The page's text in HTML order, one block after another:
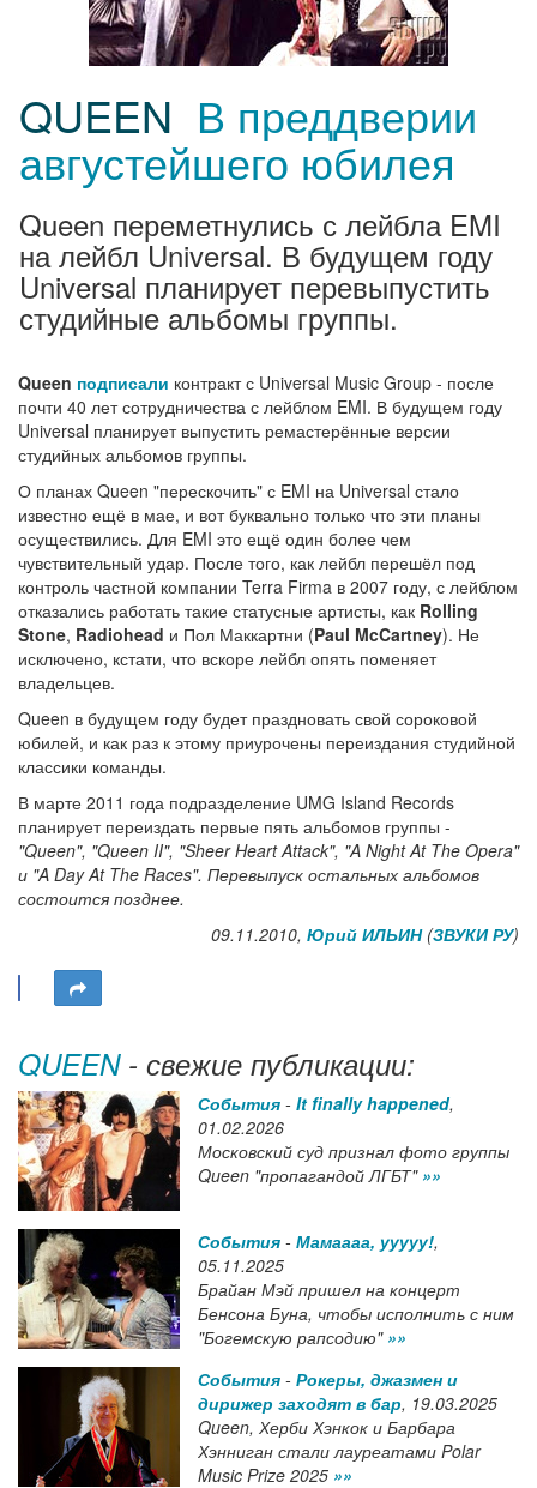
QUEEN В преддверии
августейшего юбилея
Queen переметнулись с лейбла EMI
на лейбл Universal. В будущем году
Universal планирует перевыпустить
студийные альбомы группы.
Queen подписали контракт с Universal Music Group - после
почти 40 лет сотрудничества с лейблом EMI. В будущем году
Universal планирует выпустить ремастерённые версии
студийных альбомов группы.
О планах Queen "перескочить" с EMI на Universal стало
известно ещё в мае, и вот буквально только что эти планы
осуществились. Для EMI это ещё один более чем
чувствительный удар. После того, как лейбл перешёл под
контроль частной компании Terra Firma в 2007 году, с лейблом
отказались работать такие статусные артисты, как Rolling
Stone, Radiohead и Пол Маккартни (Paul McCartney). Не
исключено, кстати, что вскоре лейбл опять поменяет
владельцев.
Queen в будущем году будет праздновать свой сороковой
юбилей, и как раз к этому приурочены переиздания студийной
классики команды.
В марте 2011 года подразделение UMG Island Records
планирует переиздать первые пять альбомов группы -
"Queen", "Queen II", "Sheer Heart Attack", "A Night At The Opera"
и "A Day At The Races". Перевыпуск остальных альбомов
состоится позднее.
09.11.2010, Юрий ИЛЬИН(ЗВУКИ РУ)
QUEEN- свежие публикации:
События - It finally happened,
01.02.2026
Московский суд признал фото группы
Queen "пропагандой ЛГБТ" »»
События - Мамаааа, ууууу!,
05.11.2025
Брайан Мэй пришел на концерт
Бенсона Буна, чтобы исполнить с ним
"Богемскую рапсодию" »»
События - Рокеры, джазмен и
дирижер заходят в бар, 19.03.2025
Queen, Херби Хэнкок и Барбара
Хэнниган стали лауреатами Polar
Music Prize 2025 »»